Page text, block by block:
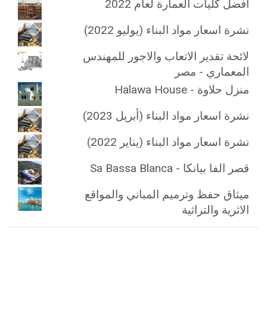
أفضل كليات العمارة لعام 2022
نشرة اسعار مواد البناء (يوليو 2022)
لائحة تقدير الاتعاب والاجور للمهندس
المعماري - مصر
منزل حلاوة - Halawa House
نشرة اسعار مواد البناء (أبريل 2023)
نشرة اسعار مواد البناء (يناير 2022)
قصر الفا بيانكا - Sa Bassa Blanca
ميثاق حفظ وترميم المباني والمواقع
الاثرية والتراثية